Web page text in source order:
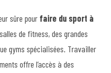
sûre pour faire du sport à
de fitness, des grandes
gyms spécialisées. Travailler
offre l’accès à des